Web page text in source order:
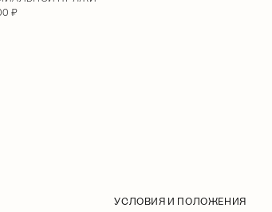
₽
УСЛОВИЯ И ПОЛОЖЕНИЯ